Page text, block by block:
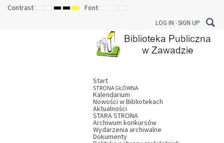
Contrast DEFAULT
NIGHT
HIGHHIGHHIGHFont SETSETSET
LOG IN SIGN UP
Start
STRONA GŁÓWNA
Kalendarium
Nowości w Bibliotekach
Aktualności
STARA STRONA
Archiwum konkursów
Wydarzenia archiwalne
Dokumenty